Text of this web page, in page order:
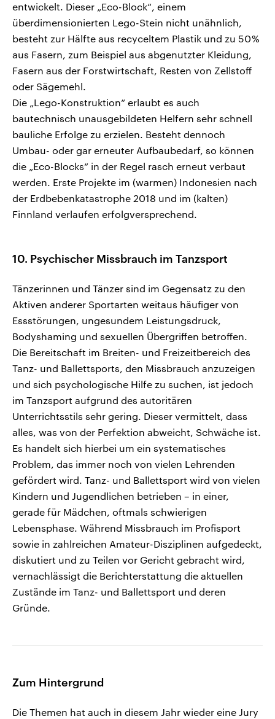
entwickelt. Dieser „Eco-Block“, einem
überdimensionierten Lego-Stein nicht unähnlich,
besteht zur Hälfte aus recyceltem Plastik und zu 50 %
aus Fasern, zum Beispiel aus abgenutzter Kleidung,
Fasern aus der Forstwirtschaft, Resten von Zellstoff
oder Sägemehl.
Die „Lego-Konstruktion“ erlaubt es auch
bautechnisch unausgebildeten Helfern sehr schnell
bauliche Erfolge zu erzielen. Besteht dennoch
Umbau- oder gar erneuter Aufbaubedarf, so können
die „Eco-Blocks“ in der Regel rasch erneut verbaut
werden. Erste Projekte im (warmen) Indonesien nach
der Erdbebenkatastrophe 2018 und im (kalten)
Finnland verlaufen erfolgversprechend.
10. Psychischer Missbrauch im Tanzsport
Tänzerinnen und Tänzer sind im Gegensatz zu den
Aktiven anderer Sportarten weitaus häufiger von
Essstörungen, ungesundem Leistungsdruck,
Bodyshaming und sexuellen Übergriffen betroffen.
Die Bereitschaft im Breiten- und Freizeitbereich des
Tanz- und Ballettsports, den Missbrauch anzuzeigen
und sich psychologische Hilfe zu suchen, ist jedoch
im Tanzsport aufgrund des autoritären
Unterrichtsstils sehr gering. Dieser vermittelt, dass
alles, was von der Perfektion abweicht, Schwäche ist.
Es handelt sich hierbei um ein systematisches
Problem, das immer noch von vielen Lehrenden
gefördert wird. Tanz- und Ballettsport wird von vielen
Kindern und Jugendlichen betrieben – in einer,
gerade für Mädchen, oftmals schwierigen
Lebensphase. Während Missbrauch im Profisport
sowie in zahlreichen Amateur-Disziplinen aufgedeckt,
diskutiert und zu Teilen vor Gericht gebracht wird,
vernachlässigt die Berichterstattung die aktuellen
Zustände im Tanz- und Ballettsport und deren
Gründe.
Zum Hintergrund
Die Themen hat auch in diesem Jahr wieder eine Jury